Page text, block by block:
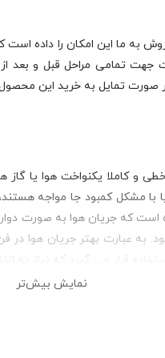
به ما این امکان را داده
جهت تمامی مراحل قبل و بعد
تمایل به خرید این
و کاملا یکنواخت هوا یا
با مشکل کمبود جا مواجه
که جریان هوا به صورت
به عبارت بهتر جریان هوا در
قرار می گیرد که نیاز به
نمایش بیش‌تر